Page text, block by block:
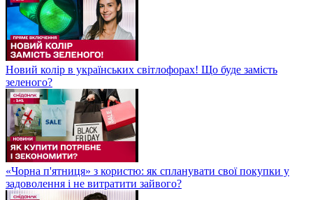
Новий колір в українських світлофорах! Що буде замість
зеленого?
«Чорна п'ятниця» з користю: як спланувати свої покупки у
задоволення і не витратити зайвого?